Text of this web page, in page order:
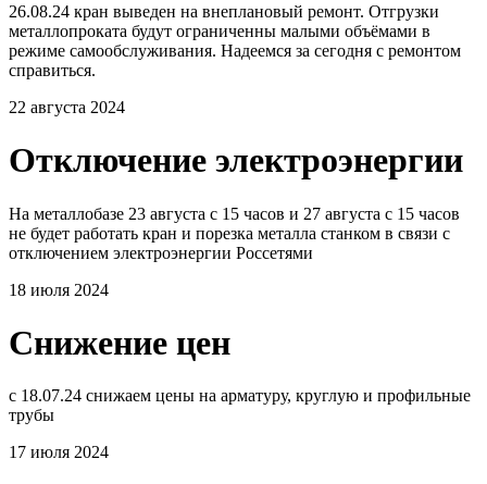
26.08.24 кран выведен на внеплановый ремонт. Отгрузки
металлопроката будут ограниченны малыми объёмами в
режиме самообслуживания. Надеемся за сегодня с ремонтом
справиться.
22 августа 2024
Отключение электроэнергии
На металлобазе 23 августа с 15 часов и 27 августа с 15 часов
не будет работать кран и порезка металла станком в связи с
отключением электроэнергии Россетями
18 июля 2024
Снижение цен
с 18.07.24 снижаем цены на арматуру, круглую и профильные
трубы
17 июля 2024